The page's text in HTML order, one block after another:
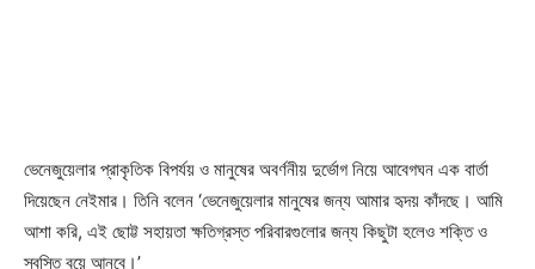
ভেনেজুয়েলার প্রাকৃতিক বিপর্যয় ও মানুষের অবর্ণনীয় দুর্ভোগ নিয়ে আবেগঘন এক বার্তা
দিয়েছেন নেইমার। তিনি বলেন ‘ভেনেজুয়েলার মানুষের জন্য আমার হৃদয় কাঁদছে। আমি
আশা করি, এই ছোট্ট সহায়তা ক্ষতিগ্রস্ত পরিবারগুলোর জন্য কিছুটা হলেও শক্তি ও
স্বস্তি বয়ে আনবে।’